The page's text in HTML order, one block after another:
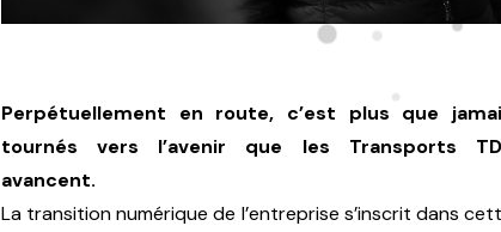
Perpétuellement en route, c’est plus que
tournés vers l’avenir que les Transports
avancent.
La transition numérique de l’entreprise s’inscrit dans